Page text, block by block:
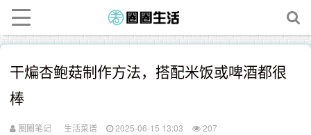
干煸杏鲍菇制作方法，搭配米饭或啤酒都很
棒
圈圈笔记 生活菜谱 2025-06-15 13:03 207